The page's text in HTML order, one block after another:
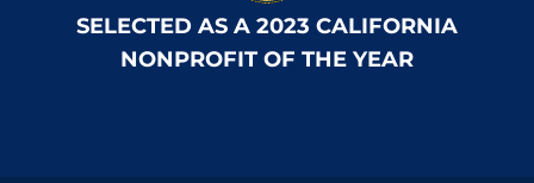
SELECTED AS A 2023 CALIFORNIA
NONPROFIT OF THE YEAR